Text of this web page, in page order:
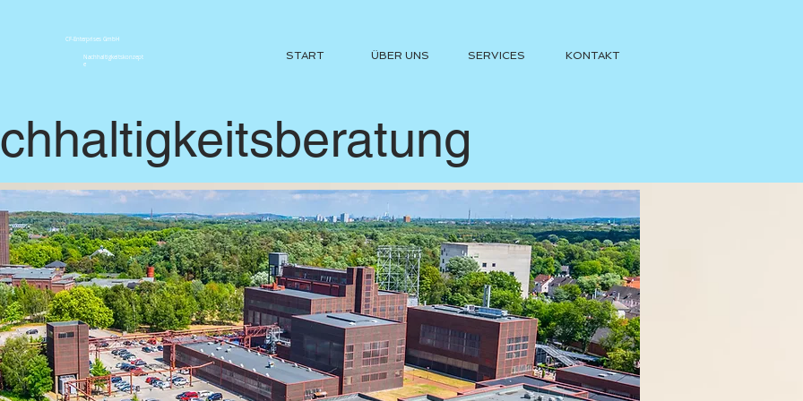
CF-Enterprises GmbH
Nachhaltigkeitskonzept
e
START ÜBER UNS SERVICES KONTAKT